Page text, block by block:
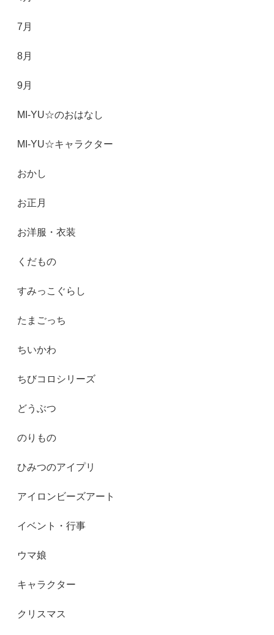
7月
8月
9月
MI-YU☆のおはなし
MI-YU☆キャラクター
おかし
お正月
お洋服・衣装
くだもの
すみっこぐらし
たまごっち
ちいかわ
ちびコロシリーズ
どうぶつ
のりもの
ひみつのアイプリ
アイロンビーズアート
イベント・行事
ウマ娘
キャラクター
クリスマス